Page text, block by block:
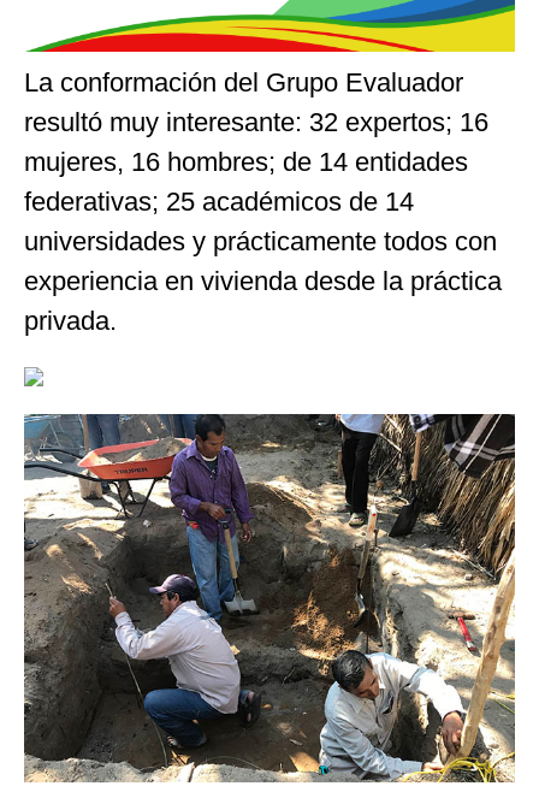
La conformación del Grupo Evaluador
resultó muy interesante: 32 expertos; 16
mujeres, 16 hombres; de 14 entidades
federativas; 25 académicos de 14
universidades y prácticamente todos con
experiencia en vivienda desde la práctica
privada.